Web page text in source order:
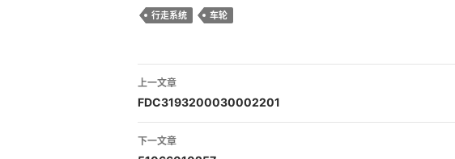
行走系统 车轮
文
章
导
上一文章
FDC3193200030002201
下一文章